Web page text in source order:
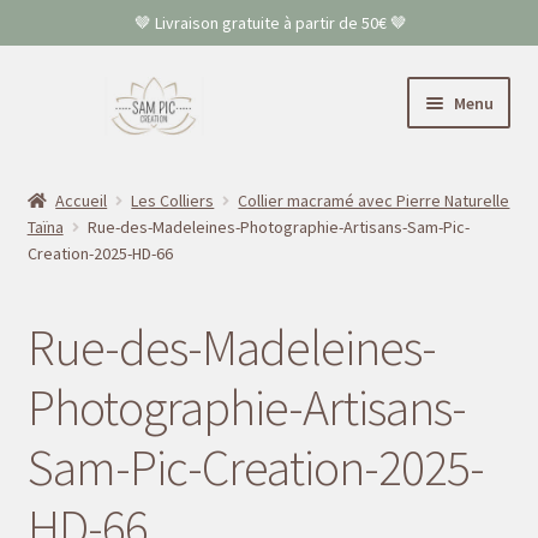
🤎 Livraison gratuite à partir de 50€ 🤎
Menu
Colliers
Boucles d’oreilles
FAQ
Contact
Accueil Les Colliers
Collier macramé avec Pierre Naturelle
Taïna
Rue-des-Madeleines-Photographie-Artisans-Sam-Pic-
Creation-2025-HD-66
Rue-des-Madeleines-
Photographie-Artisans-
Sam-Pic-Creation-2025-